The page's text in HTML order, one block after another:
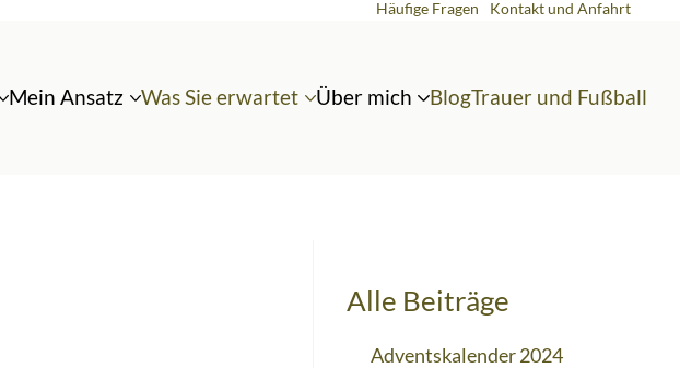
Häufige Fragen Kontakt und Anfahrt
Mein Ansatz Was Sie erwartet Über mich BlogTrauer und Fußball
Alle Beiträge
Adventskalender 2024